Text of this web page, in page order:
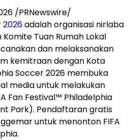
/PRNewswire/
2026adalah organisasi nirlaba
Tuan Rumah Lokal
dan melaksanakan
kemitraan dengan Kota
Soccer 2026 membuka
media untuk melakukan
Fan Festival™ Philadelphia
Park). Pendaftaran gratis
untuk menonton FIFA